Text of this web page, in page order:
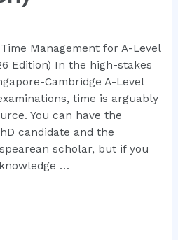
Management for A-Level
Edition) In the high-stakes
Cambridge A-Level
time is arguably
You can have the
candidate and the
scholar, but if you
…